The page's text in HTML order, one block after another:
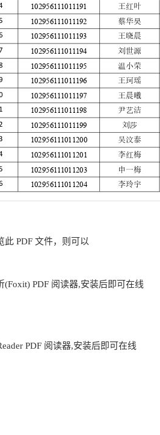
PDF 文件，则可以
(Foxit) PDF 阅读器,安装后即可在线
PDF 阅读器,安装后即可在线